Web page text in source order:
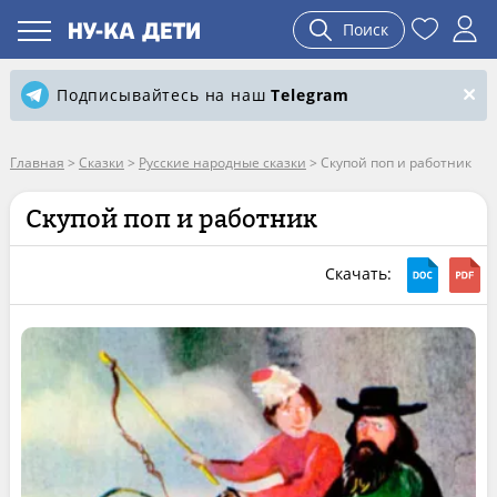
Поиск
Подписывайтесь на нашTelegram
Главная > Сказки > Русские народные сказки > Скупой поп и работник
Скупой поп и работник
Скачать: